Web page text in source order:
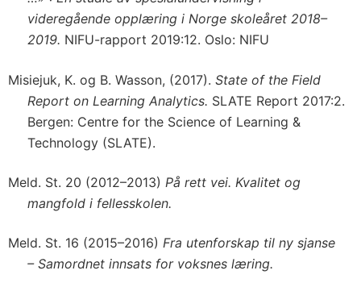
videregående opplæring i Norge skoleåret 2018–
2019. NIFU-rapport 2019:12. Oslo: NIFU
Misiejuk, K. og B. Wasson, (2017). State of the Field
Report on Learning Analytics. SLATE Report 2017:2.
Bergen: Centre for the Science of Learning &
Technology (SLATE).
Meld. St. 20 (2012–2013) På rett vei. Kvalitet og
mangfold i fellesskolen.
Meld. St. 16 (2015–2016) Fra utenforskap til ny sjanse
– Samordnet innsats for voksnes læring.